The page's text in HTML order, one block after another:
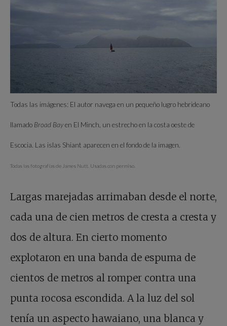
Todas las imágenes: El autor navega en un pequeño lugro hebrideano
llamado Broad Bayen El Minch, un estrecho en la costa oeste de
Escocia. Las islas Shiant aparecen en el fondo de la imagen.
Todas las fotografías de James Nutt. Usadas con permiso.
Largas marejadas arrimaban desde el norte,
cada una de cien metros de cresta a cresta y
dos de altura. En cierto momento
explotaron en una banda de espuma de
cientos de metros al romper contra una
punta rocosa escondida. A la luz del sol
tenía un aspecto hawaiano, una blanca y